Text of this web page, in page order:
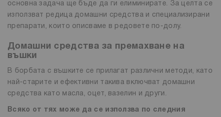
основна задача ще бъде да ги елиминирате. За целта се
използват редица домашни средства и специализирани
препарати, които описваме в редовете по-долу.
Домашни средства за премахване на
въшки
В борбата с въшките се прилагат различни методи, като
най-старите и ефективни такива включват домашни
средства като масла, оцет, вазелин и други.
Всяко от тях може да се използва по следния